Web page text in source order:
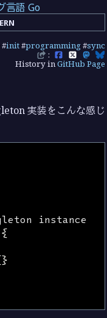
言語 Go
#init#programming#sync
:
History inGitHub Page
実装をこんな感じ
instance
{